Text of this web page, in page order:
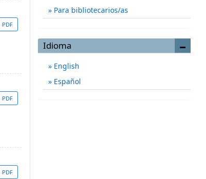
PDF
PDF
PDF
Para bibliotecarios/as
Idioma
English
Español